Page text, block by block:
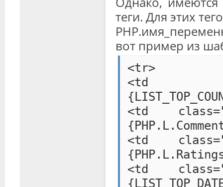
теги. Для этих
вот пример из
<tr>
<td
<td
<td
<td